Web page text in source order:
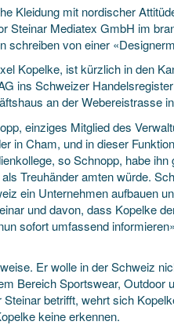
Kleidung mit nordischer
Steinar Mediatex GmbH im
schreiben von einer
Kopelke, ist kürzlich in den
ins Schweizer
an der Webereistrasse
einziges Mitglied des
in Cham, und in dieser
so Schnopp, habe ihn
Treuhänder amten würde.
ein Unternehmen aufbauen
und davon, dass Kopelke
sofort umfassend
Er wolle in der Schweiz
Bereich Sportswear, Outdoor
betrifft, wehrt sich
keine erkennen.